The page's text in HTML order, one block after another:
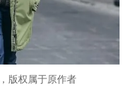
版权属于原作者